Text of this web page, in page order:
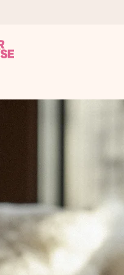
cuando más importa.
solo todo el